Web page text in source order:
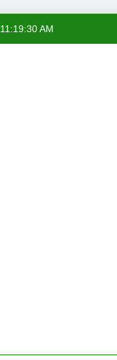
11:19:31 AM